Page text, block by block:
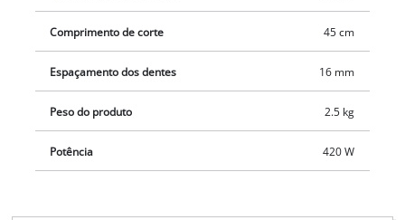
Comprimento de corte 45 cm
Espaçamento dos dentes 16 mm
Peso do produto 2.5 kg
Potência 420 W